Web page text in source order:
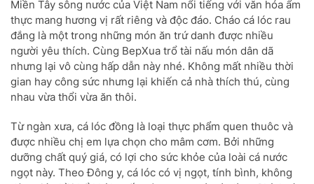
Miền Tây sông nước của Việt Nam nổi tiếng với văn hóa ẩm
thực mang hương vị rất riêng và độc đáo. Cháo cá lóc rau
đắng là một trong những món ăn trứ danh được nhiều
người yêu thích. Cùng BepXua trổ tài nấu món dân dã
nhưng lại vô cùng hấp dẫn này nhé. Không mất nhiều thời
gian hay công sức nhưng lại khiến cả nhà thích thú, cùng
nhau vừa thổi vừa ăn thôi.
Từ ngàn xưa, cá lóc đồng là loại thực phẩm quen thuôc và
được nhiều chị em lựa chọn cho mâm cơm. Bởi những
dưỡng chất quý giá, có lợi cho sức khỏe của loài cá nước
ngọt này. Theo Đông y, cá lóc có vị ngọt, tính bình, không